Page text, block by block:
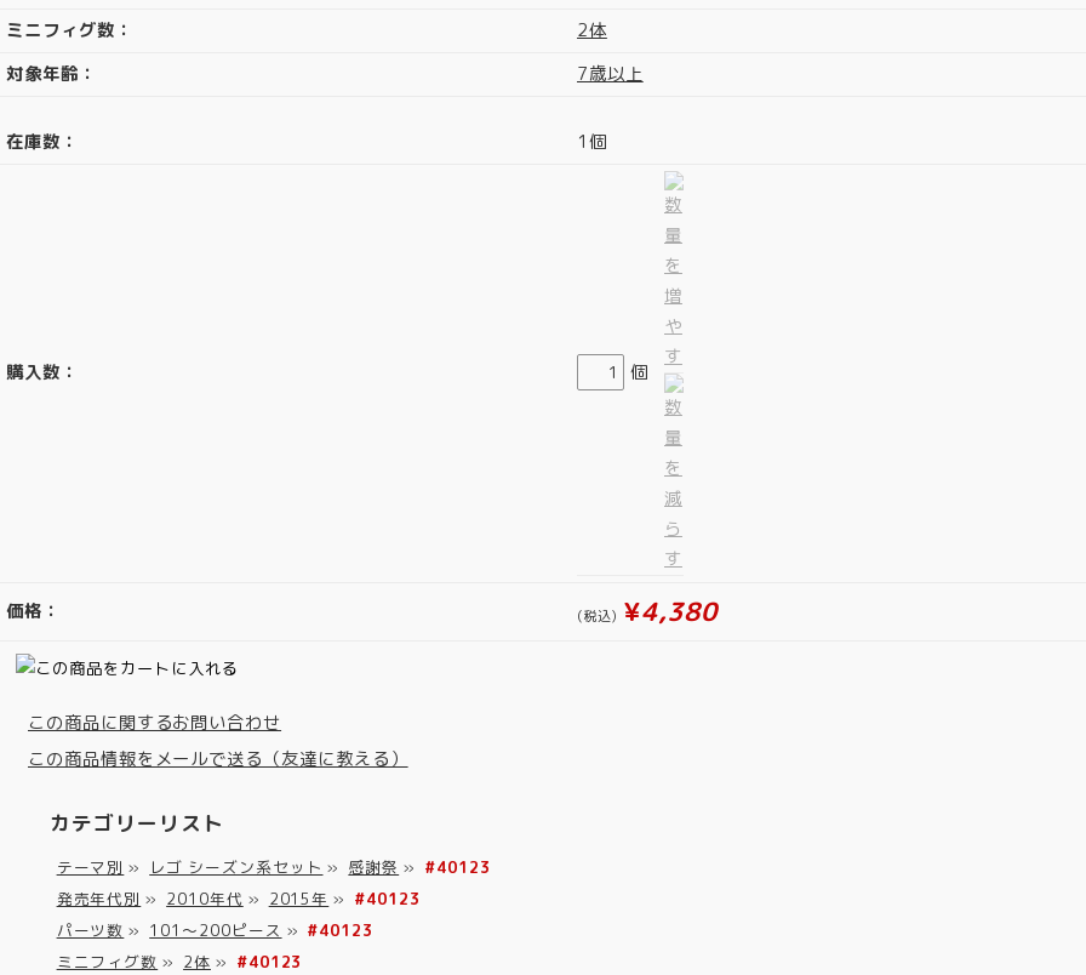
ミニフィグ数：
2体
対象年齢：
7歳以上
在庫数： 1個
購入数： 個
価格： (税込) ¥4,380
この商品に関するお問い合わせ
この商品情報をメールで送る（友達に教える）
カテゴリーリスト
テーマ別 » レゴ シーズン系セット » 感謝祭 » #40123
発売年代別 » 2010年代 » 2015年 » #40123
パーツ数 » 101～200ピース » #40123
ミニフィグ数 » 2体 » #40123